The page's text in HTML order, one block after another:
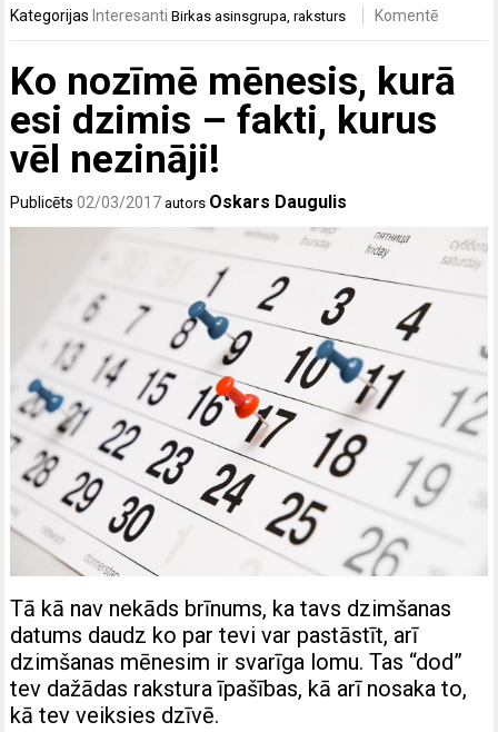
Kategorijas Interesanti Birkasasinsgrupa ,raksturs Komentē
Ko nozīmē mēnesis, kurā
esi dzimis – fakti, kurus
vēl nezināji!
Publicēts02/03/2017 autors Oskars Daugulis
Tā kā nav nekāds brīnums, ka tavs dzimšanas
datums daudz ko par tevi var pastāstīt, arī
dzimšanas mēnesim ir svarīga lomu. Tas “dod”
tev dažādas rakstura īpašības, kā arī nosaka to,
kā tev veiksies dzīvē.